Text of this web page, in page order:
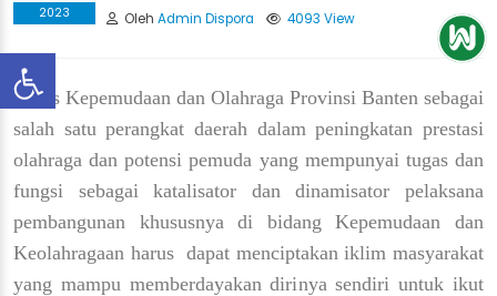
2023 Oleh Admin Dispora 4093 View
Dinas Kepemudaan dan Olahraga Provinsi Banten sebagai
salah satu perangkat daerah dalam peningkatan prestasi
olahraga dan potensi pemuda yang mempunyai tugas dan
fungsi sebagai katalisator dan dinamisator pelaksana
pembangunan khususnya di bidang Kepemudaan dan
Keolahragaan harus dapat menciptakan iklim masyarakat
yang mampu memberdayakan dirinya sendiri untuk ikut